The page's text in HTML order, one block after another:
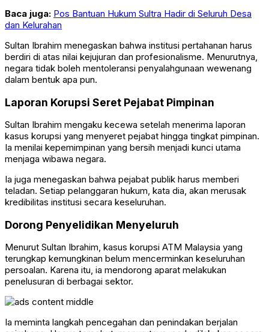
Baca juga: Pos Bantuan Hukum Sultra Hadir di Seluruh Desa
dan Kelurahan
Sultan Ibrahim menegaskan bahwa institusi pertahanan harus
berdiri di atas nilai kejujuran dan profesionalisme. Menurutnya,
negara tidak boleh mentoleransi penyalahgunaan wewenang
dalam bentuk apa pun.
Laporan Korupsi Seret Pejabat Pimpinan
Sultan Ibrahim mengaku kecewa setelah menerima laporan
kasus korupsi yang menyeret pejabat hingga tingkat pimpinan.
Ia menilai kepemimpinan yang bersih menjadi kunci utama
menjaga wibawa negara.
Ia juga menegaskan bahwa pejabat publik harus memberi
teladan. Setiap pelanggaran hukum, kata dia, akan merusak
kredibilitas institusi secara keseluruhan.
Dorong Penyelidikan Menyeluruh
Menurut Sultan Ibrahim, kasus korupsi ATM Malaysia yang
terungkap kemungkinan belum mencerminkan keseluruhan
persoalan. Karena itu, ia mendorong aparat melakukan
penelusuran di berbagai sektor.
Ia meminta langkah pencegahan dan penindakan berjalan